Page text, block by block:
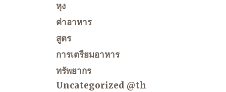
หุง
ค่าอาหาร
สูตร
การเตรียมอาหาร
ทรัพยากร
Uncategorized @th